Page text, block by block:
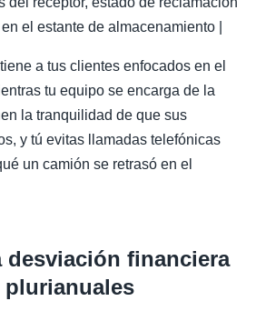
el estante de almacenamiento |
a tus clientes enfocados en el
tu equipo se encarga de la
la tranquilidad de que sus
y tú evitas llamadas telefónicas
un camión se retrasó en el
desviación financiera